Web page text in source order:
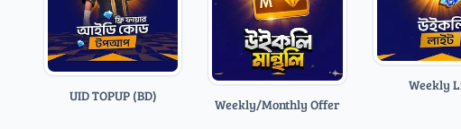
UID TOPUP (BD)
Weekly/Monthly Offer
Weekly